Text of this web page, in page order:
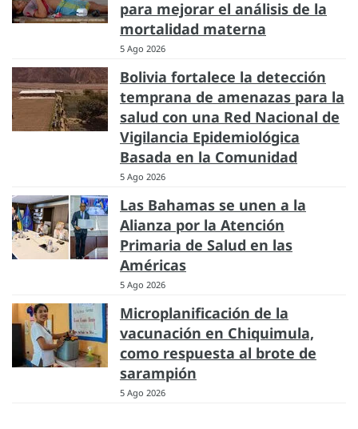
para mejorar el análisis de la
mortalidad materna
5 Ago 2026
Bolivia fortalece la detección
temprana de amenazas para la
salud con una Red Nacional de
Vigilancia Epidemiológica
Basada en la Comunidad
5 Ago 2026
Las Bahamas se unen a la
Alianza por la Atención
Primaria de Salud en las
Américas
5 Ago 2026
Microplanificación de la
vacunación en Chiquimula,
como respuesta al brote de
sarampión
5 Ago 2026